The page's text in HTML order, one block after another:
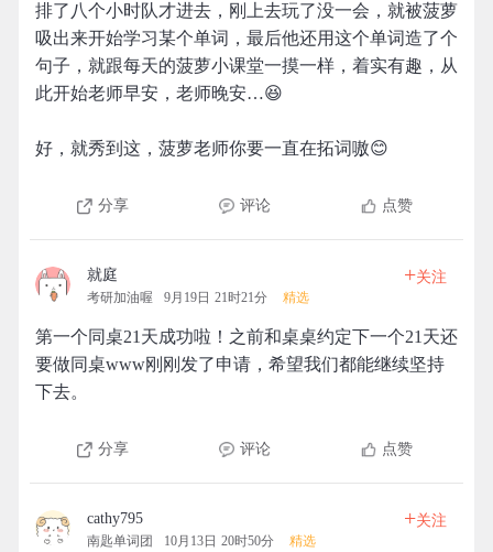
排了八个小时队才进去，刚上去玩了没一会，就被菠萝
吸出来开始学习某个单词，最后他还用这个单词造了个
句子，就跟每天的菠萝小课堂一摸一样，着实有趣，从
此开始老师早安，老师晚安…😆
好，就秀到这，菠萝老师你要一直在拓词嗷😊
分享 评论 点赞
就庭
考研加油喔 9月19日 21时21分 精选
+关注
第一个同桌21天成功啦！之前和桌桌约定下一个21天还
要做同桌www刚刚发了申请，希望我们都能继续坚持
下去。
分享 评论 点赞
cathy795
南匙单词团 10月13日 20时50分 精选
+关注